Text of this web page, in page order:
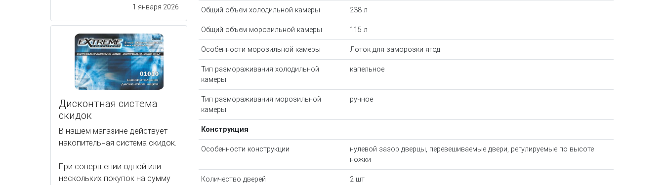
1 января 2026
Дисконтная система
скидок
В нашем магазине действует
накопительная система скидок.
При совершении одной или
нескольких покупок на сумму
Общий объем холодильной камеры 238 л
Общий объем морозильной камеры 115 л
Особенности морозильной камеры Лоток для заморозки ягод.
Тип размораживания холодильной
камеры
капельное
Тип размораживания морозильной
камеры
ручное
Конструкция
Особенности конструкции
нулевой зазор дверцы, перевешиваемые двери, регулируемые по высоте
ножки
Количество дверей 2 шт